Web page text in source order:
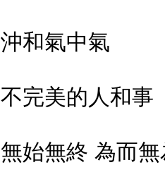
沖和氣中氣
不完美的人和事
無始無終 為而無